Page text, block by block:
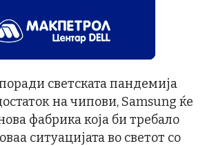
светската пандемија
на чипови, Samsung ќе
фабрика која би требало
ситуацијата во светот со